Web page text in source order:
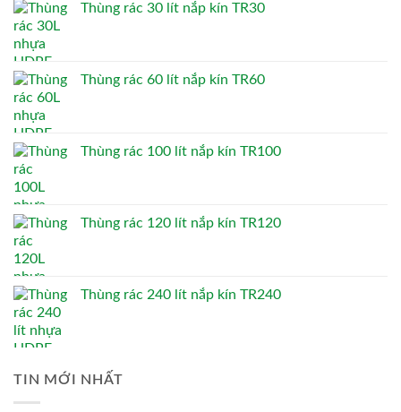
Thùng rác 30 lít nắp kín TR30
Thùng rác 60 lít nắp kín TR60
Thùng rác 100 lít nắp kín TR100
Thùng rác 120 lít nắp kín TR120
Thùng rác 240 lít nắp kín TR240
TIN MỚI NHẤT